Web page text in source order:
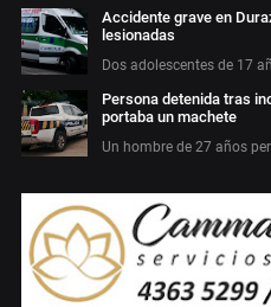
Accidente grave en
lesionadas
Dos adolescentes de 17
Persona detenida tras
portaba un machete
Un hombre de 27 años